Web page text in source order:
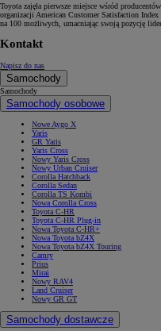
Toyota zajęła pierwsze miejsce wśród
organizacji American Customer Satisfaction
na 100 możliwych, umacniając swoją pozycję
Kontakt
Napisz do nas
Samochody
Samochody
Samochody osobowe
Nowe Aygo X
Yaris
GR Yaris
Yaris Cross
Nowy Yaris Cross
Nowy Urban Cruiser
Corolla Hatchback
Corolla Sedan
Corolla TS Kombi
Nowa Corolla Cross
Toyota C-HR
Toyota C-HR Plug-in
Nowa Toyota C-HR+
Nowa Toyota bZ4X
Nowa Toyota bZ4X Touring
Camry
Prius
Mirai
Nowy RAV4
Land Cruiser
Nowy GR GT
Samochody dostawcze